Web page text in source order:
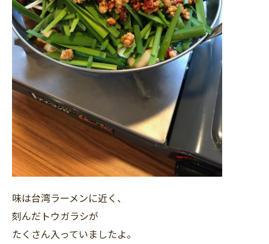
味は台湾ラーメンに近く、
刻んだトウガラシが
たくさん入っていましたよ。